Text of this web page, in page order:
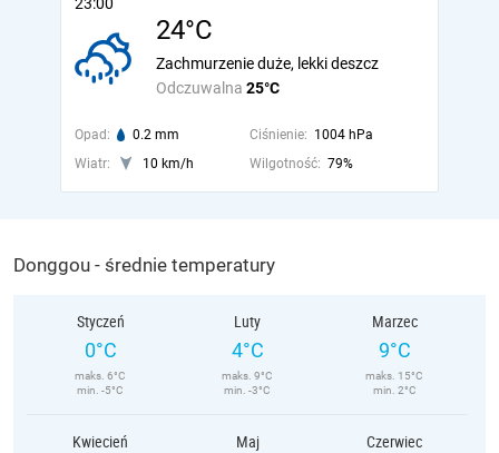
24°C
Odczuwalna 25°C
Zachmurzenie duże, lekki deszcz
Opad: 0.2 mm Ciśnienie: 1004 hPa
Wiatr:
10 km/h Wilgotność: 79%
Donggou - średnie temperatury
Styczeń
0°C
maks. 6°C
min. -5°C
Luty
4°C
maks. 9°C
min. -3°C
Marzec
9°C
maks. 15°C
min. 2°C
Kwiecień Maj Czerwiec